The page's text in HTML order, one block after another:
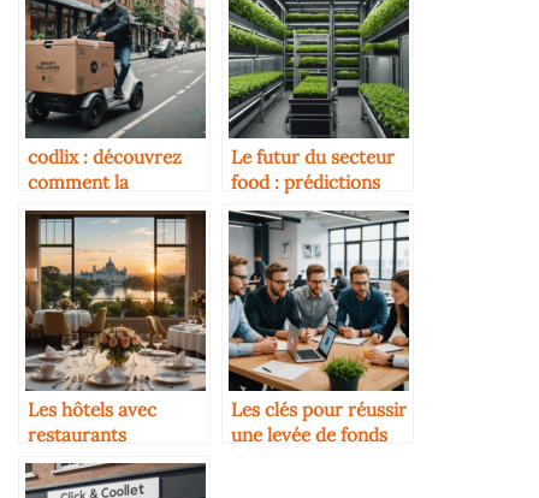
codlix : découvrez
comment la
technologie
transforme
l’expérience culinaire
en 2025
Le futur du secteur
food : prédictions
pour 2030
Les hôtels avec
restaurants
gastronomiques
d’exception
Les clés pour réussir
une levée de fonds